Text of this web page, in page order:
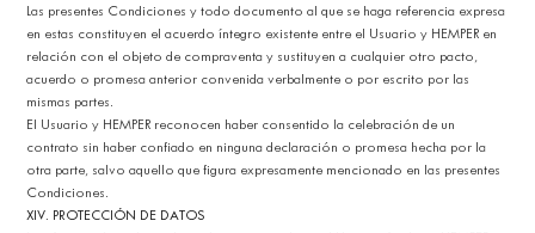
Las presentes Condiciones y todo documento al que se haga referencia expresa
en estas constituyen el acuerdo íntegro existente entre el Usuario y HEMPER en
relación con el objeto de compraventa y sustituyen a cualquier otro pacto,
acuerdo o promesa anterior convenida verbalmente o por escrito por las
mismas partes.
El Usuario y HEMPER reconocen haber consentido la celebración de un
contrato sin haber confiado en ninguna declaración o promesa hecha por la
otra parte, salvo aquello que figura expresamente mencionado en las presentes
Condiciones.
XIV. PROTECCIÓN DE DATOS